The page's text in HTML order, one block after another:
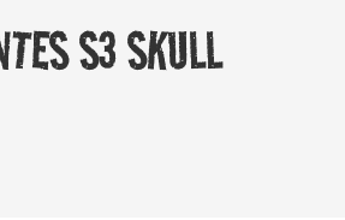
S3 SKULL